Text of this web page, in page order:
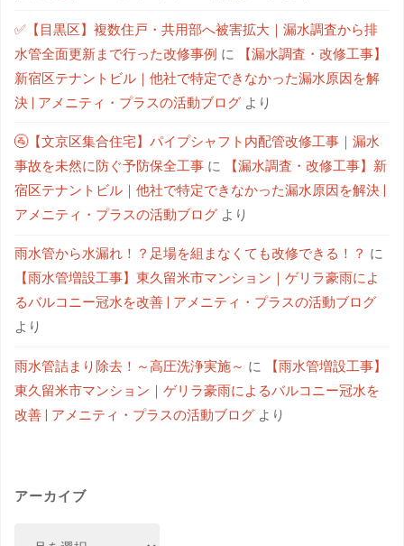
✅【目黒区】複数住戸・共用部へ被害拡大｜漏水調査から排
水管全面更新まで行った改修事例 に
【漏水調査・改修工事】
新宿区テナントビル｜他社で特定できなかった漏水原因を解
決 | アメニティ・プラスの活動ブログ より
🚰【文京区集合住宅】パイプシャフト内配管改修工事｜漏水
事故を未然に防ぐ予防保全工事 に
【漏水調査・改修工事】新
宿区テナントビル｜他社で特定できなかった漏水原因を解決 |
アメニティ・プラスの活動ブログ より
雨水管から水漏れ！？足場を組まなくても改修できる！？ に
【雨水管増設工事】東久留米市マンション｜ゲリラ豪雨によ
るバルコニー冠水を改善 | アメニティ・プラスの活動ブログ
より
雨水管詰まり除去！～高圧洗浄実施～ に
【雨水管増設工事】
東久留米市マンション｜ゲリラ豪雨によるバルコニー冠水を
改善 | アメニティ・プラスの活動ブログ より
アーカイブ